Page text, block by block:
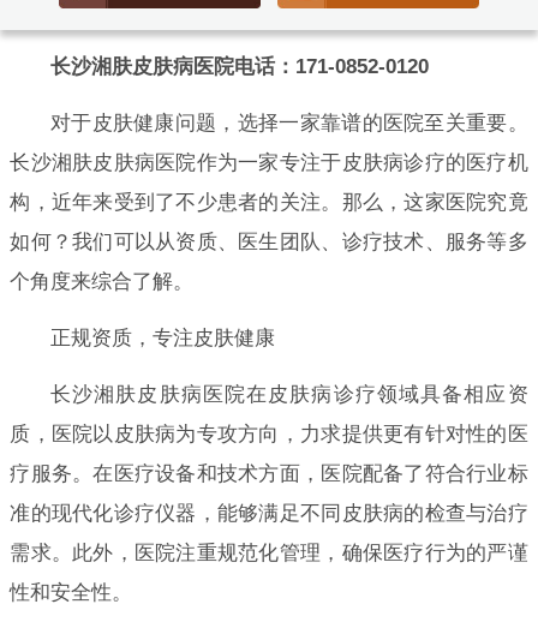
长沙湘肤皮肤病医院电话：171-0852-0120
对于皮肤健康问题，选择一家靠谱的医院至关重要。
长沙湘肤皮肤病医院作为一家专注于皮肤病诊疗的医疗机
构，近年来受到了不少患者的关注。那么，这家医院究竟
如何？我们可以从资质、医生团队、诊疗技术、服务等多
个角度来综合了解。
正规资质，专注皮肤健康
长沙湘肤皮肤病医院在皮肤病诊疗领域具备相应资
质，医院以皮肤病为专攻方向，力求提供更有针对性的医
疗服务。在医疗设备和技术方面，医院配备了符合行业标
准的现代化诊疗仪器，能够满足不同皮肤病的检查与治疗
需求。此外，医院注重规范化管理，确保医疗行为的严谨
性和安全性。